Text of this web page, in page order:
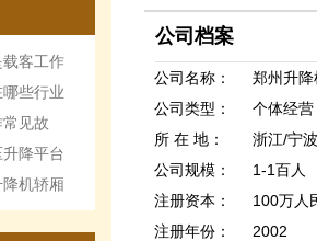
客工作
些行业
见故
降平台
机轿厢
公司档案
公司名称：
郑州升
公司类型：
个体经
所 在 地：
浙江/宁
公司规模：
1-1百人
注册资本：
100万人
注册年份：
2002